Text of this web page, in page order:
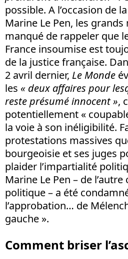
possible. A l’occasion de
Marine Le Pen, les grands
manqué de rappeler que
France insoumise est
de la justice française.
2 avril dernier, Le Monde
les « deux affaires pour
reste présumé innocent »,
potentiellement «
la voie à son inéligibilité.
protestations massives
bourgeoisie et ses juges
plaider l’impartialité
Marine Le Pen – de
politique – a été
l’approbation… de
gauche ».
Comment briser